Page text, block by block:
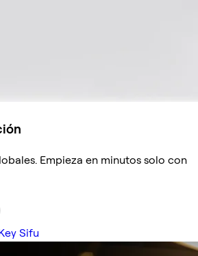
Empieza en minutos solo con
Sifu